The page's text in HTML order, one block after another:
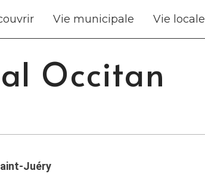
Vie municipale Vie locale
Occitan
Juéry